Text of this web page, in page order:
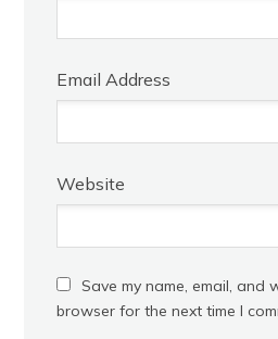
Email Address
Website
Save my name, email, and
browser for the next time I